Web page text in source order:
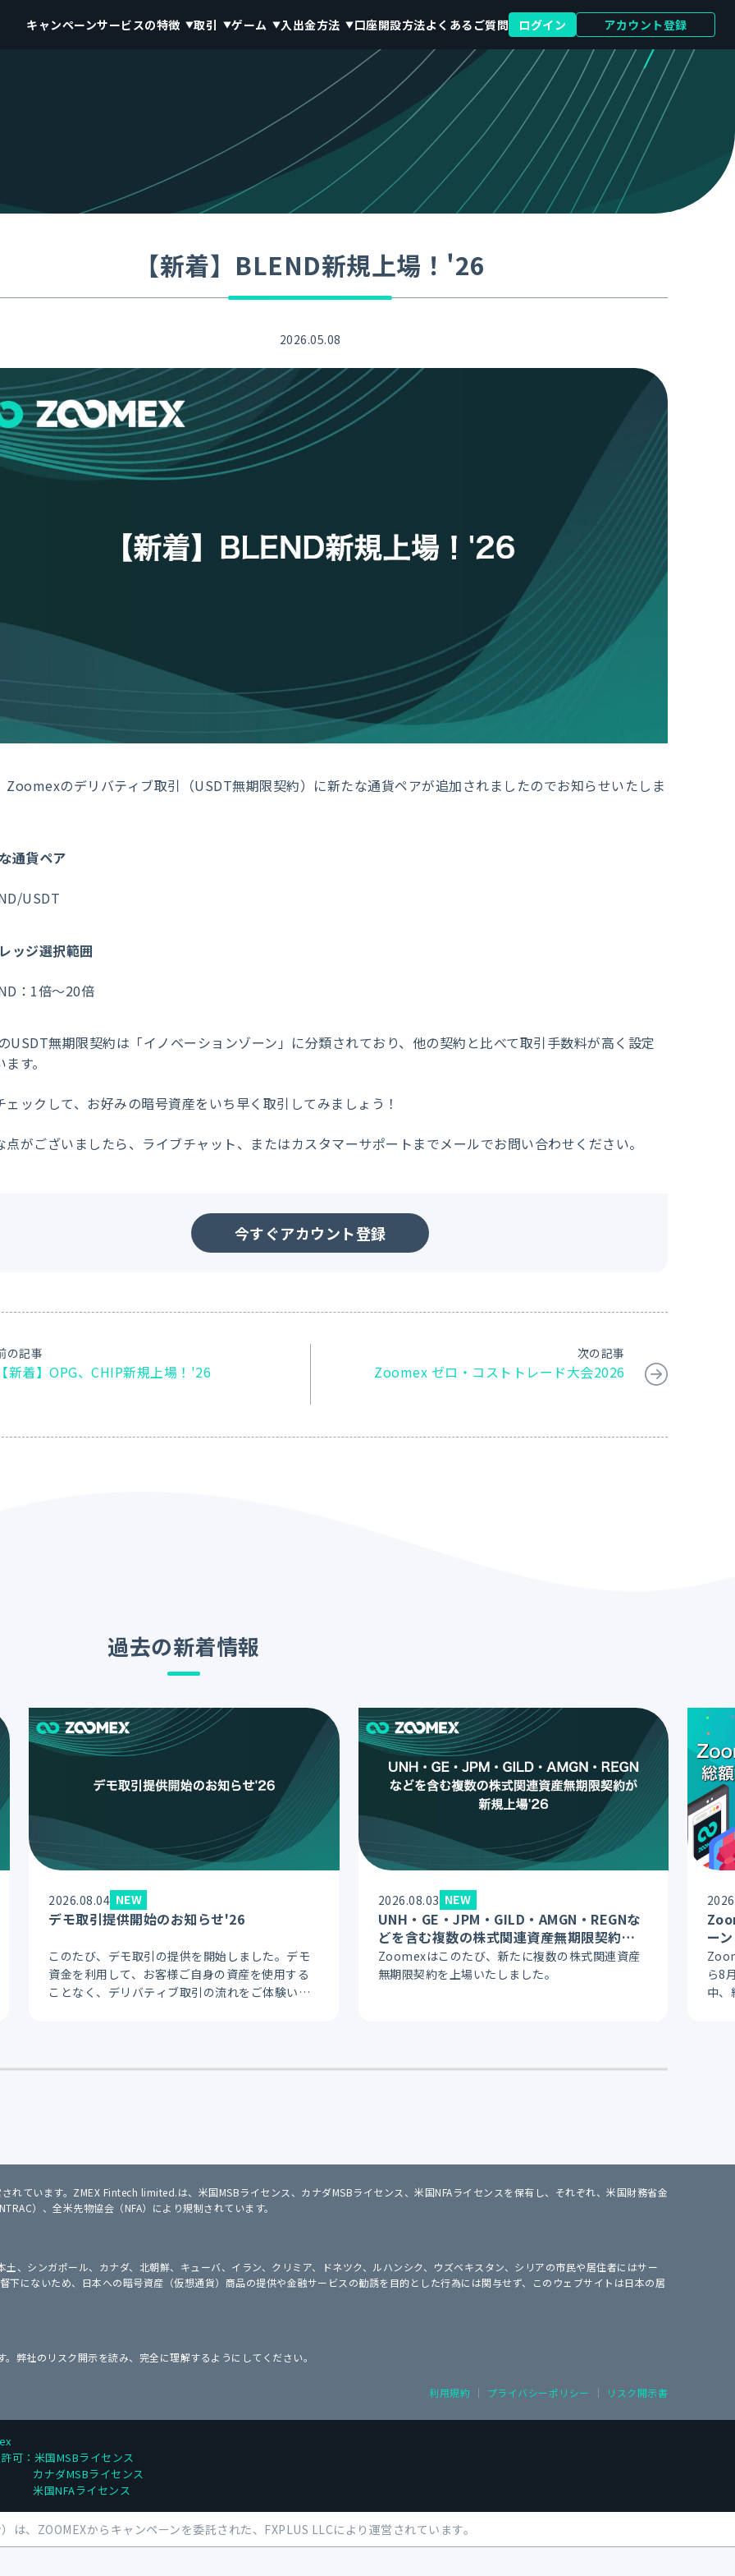
キャンペーンサービスの特徴 取引 ゲーム 入出金方法 口座開設方法よくあるご質問 ログイン アカウント登録
【新着】BLEND新規上場！'26
2026.05.08
Zoomexのデリバティブ取引（USDT無期限契約）に新たな通貨ペアが追加されましたのでお知らせいたしま
通貨ペア
USDT
ッジ選択範囲
：1倍～20倍
USDT無期限契約は「イノベーションゾーン」に分類されており、他の契約と比べて取引手数料が高く設定
す。
ェックして、お好みの暗号資産をいち早く取引してみましょう！
点がございましたら、ライブチャット、またはカスタマーサポートまでメールでお問い合わせください。
今すぐアカウント登録
の記事
新着】OPG、CHIP新規上場！'26
次の記事
Zoomex ゼロ・コストトレード大会2026
過去の新着情報
2026.08.04 NEW
デモ取引提供開始のお知らせ'26
このたび、デモ取引の提供を開始しました。デモ
資金を利用して、お客様ご自身の資産を使用する
ことなく、デリバティブ取引の流れをご体験いた
2026.08.03 NEW
UNH・GE・JPM・GILD・AMGN・REGNな
どを含む複数の株式関連資産無期限契約が
新規上場'26
Zoomexはこのたび、新たに複数の株式関連資産
無期限契約を上場いたしました。
ーン
ら8
中
ています。ZMEX Fintech limited.は、米国MSBライセンス、カナダMSBライセンス、米国NFAライセンスを保有し、それぞれ、米国財務省金
）、全米先物協会（NFA）により規制されています。
、シンガポール、カナダ、北朝鮮、キューバ、イラン、クリミア、ドネツク、ルハンシク、ウズベキスタン、シリアの市民や居住者にはサー
にないため、日本への暗号資産（仮想通貨）商品の提供や金融サービスの勧誘を目的とした行為には関与せず、このウェブサイトは日本の居
弊社のリスク開示を読み、完全に理解するようにしてください。
利用規約 プライバシーポリシー リスク開示書
可：米国MSBライセンス
カナダMSBライセンス
米国NFAライセンス
、ZOOMEXからキャンペーンを委託された、FXPLUS LLCにより運営されています。